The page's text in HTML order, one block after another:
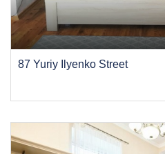
87 Yuriy Ilyenko Street